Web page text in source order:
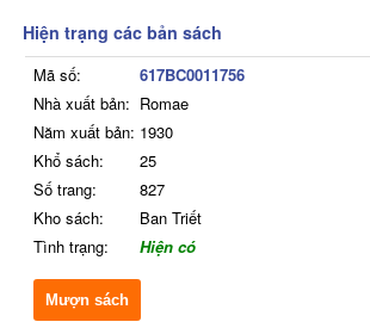
Hiện trạng các bản sách
Mã số:
617BC0011756
Nhà xuất bản: Romae
Năm xuất bản: 1930
Khổ sách:
25
Số trang:
827
Kho sách:
Ban Triết
Tình trạng:
Hiện có
Mượn sách